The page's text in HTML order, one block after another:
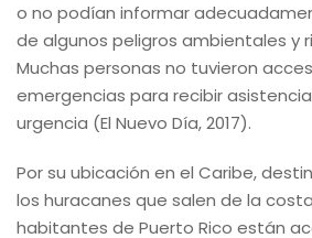
o no podían informar
de algunos peligros ambientales y
Muchas personas no tuvieron
emergencias para recibir
urgencia (El Nuevo Día, 2017).
Por su ubicación en el Caribe,
los huracanes que salen de la
habitantes de Puerto Rico están